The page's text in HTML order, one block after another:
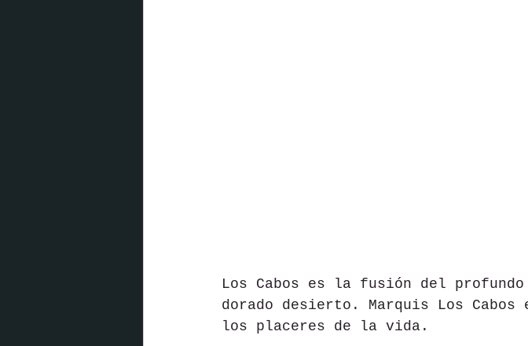
Los Cabos es la fusión del
dorado desierto. Marquis Los
los placeres de la vida.